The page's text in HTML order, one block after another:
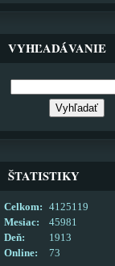
VYHĽADÁVANIE
ŠTATISTIKY
Online: 73
Celkom:
4125119
Mesiac:
45981
Deň:
1913